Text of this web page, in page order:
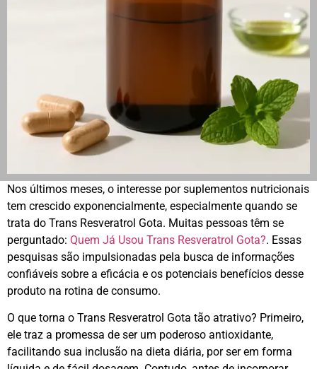
Nos últimos meses, o interesse por suplementos nutricionais
tem crescido exponencialmente, especialmente quando se
trata do Trans Resveratrol Gota. Muitas pessoas têm se
perguntado: Quem Já Usou Trans Resveratrol Gota?. Essas
pesquisas são impulsionadas pela busca de informações
confiáveis sobre a eficácia e os potenciais benefícios desse
produto na rotina de consumo.
O que torna o Trans Resveratrol Gota tão atrativo? Primeiro,
ele traz a promessa de ser um poderoso antioxidante,
facilitando sua inclusão na dieta diária, por ser em forma